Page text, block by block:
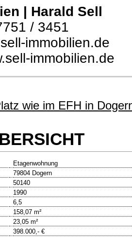
| Harald Sell
/ 3451
immobilien.de
immobilien.de
wie im EFH in
Etagenwohnung
79804 Dogern
50140
1990
6,5
158,07 m²
23,05 m²
398.000,- €